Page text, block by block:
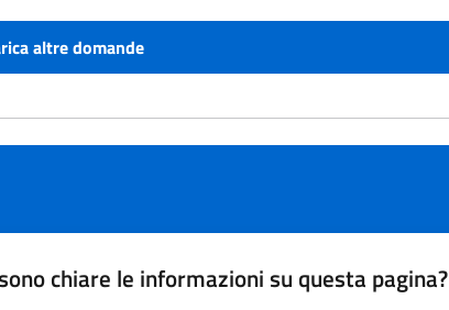
altre domande
chiare le informazioni su questa pagina?
la pagina